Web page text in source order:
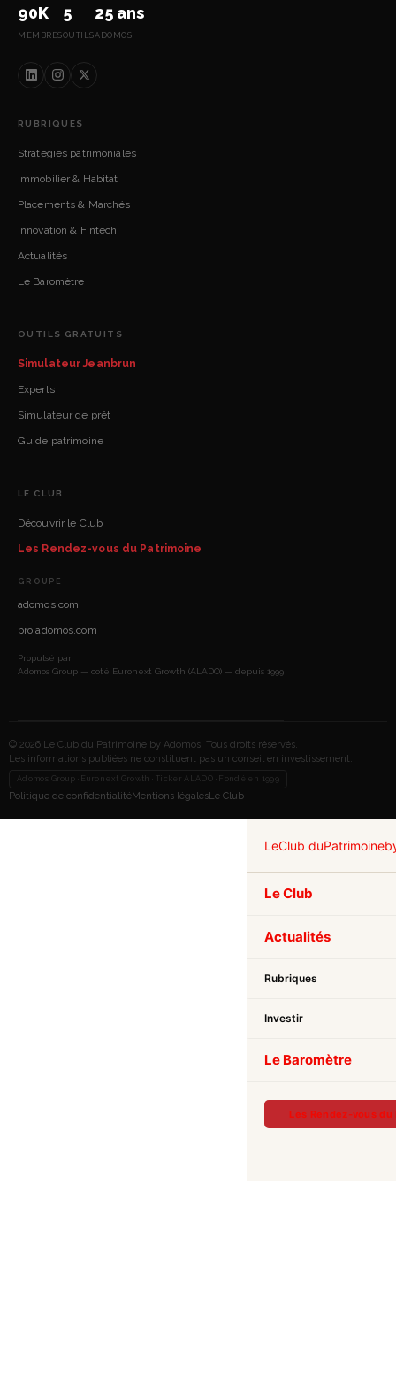
90K
MEMBRES
5
OUTILS
25 ans
ADOMOS
RUBRIQUES
Stratégies patrimoniales
Immobilier & Habitat
Placements & Marchés
Innovation & Fintech
Actualités
Le Baromètre
OUTILS GRATUITS
Simulateur Jeanbrun
Experts
Simulateur de prêt
Guide patrimoine
LE CLUB
Découvrir le Club
Les Rendez-vous du Patrimoine
GROUPE
adomos.com
pro.adomos.com
Propulsé par
Adomos Group — coté Euronext Growth (ALADO) — depuis 1999
© 2026 Le Club du Patrimoine by Adomos. Tous droits réservés.
Les informations publiées ne constituent pas un conseil en investissement.
Adomos Group · Euronext Growth · Ticker ALADO · Fondé en 1999
Politique de confidentialitéMentions légalesLe Club
LeClub duPatrimoine
Le Club
Actualités
Rubriques
Investir
Le Baromètre
Les Rendez-vous